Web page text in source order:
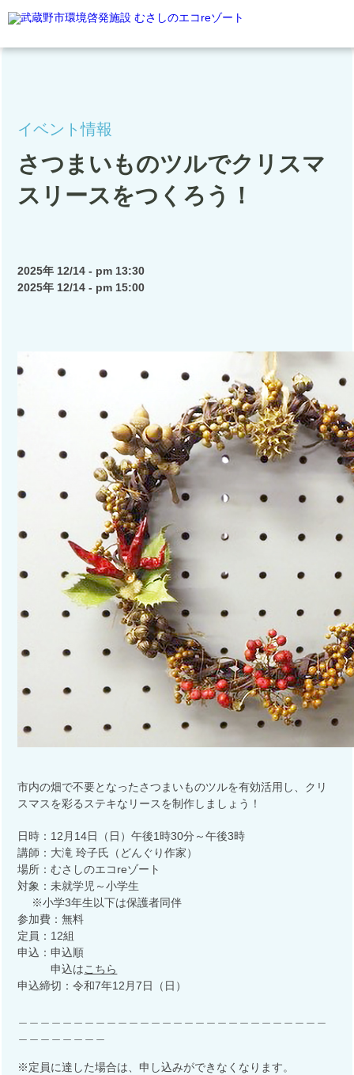
休館日：火曜、祝日(月曜が祝日の場合は月曜開館、水曜休館)、
イベント情報
さつまいものツルでクリスマ
スリースをつくろう！
2025年 12/14 - pm 13:30
2025年 12/14 - pm 15:00
市内の畑で不要となったさつまいものツルを有効活用し、クリ
スマスを彩るステキなリースを制作しましょう！
日時：12月14日（日）午後1時30分～午後3時
講師：大滝 玲子氏（どんぐり作家）
場所：むさしのエコreゾート
対象：未就学児～小学生
※小学3年生以下は保護者同伴
参加費：無料
定員：12組
申込：申込順
申込はこちら
申込締切：令和7年12月7日（日）
※定員に達した場合は、申し込みができなくなります。